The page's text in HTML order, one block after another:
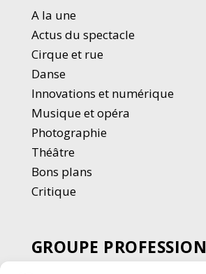
A la une
Actus du spectacle
Cirque et rue
Danse
Innovations et numérique
Musique et opéra
Photographie
Théâtre
Bons plans
Critique
GROUPE PROFESSION
SPECTACLE